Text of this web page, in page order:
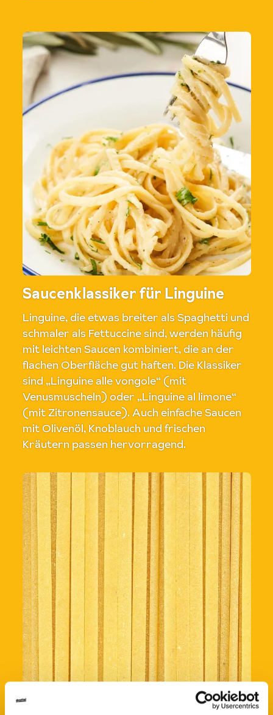
Saucenklassiker für Linguine
Linguine, die etwas breiter als Spaghetti und
schmaler als Fettuccine sind, werden häufig
mit leichten Saucen kombiniert, die an der
flachen Oberfläche gut haften. Die Klassiker
sind „Linguine alle vongole“ (mit
Venusmuscheln) oder „Linguine al limone“
(mit Zitronensauce). Auch einfache Saucen
mit Olivenöl, Knoblauch und frischen
Kräutern passen hervorragend.